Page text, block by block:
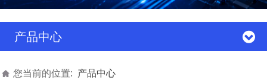
产品中心
您当前的位置: 产品中心